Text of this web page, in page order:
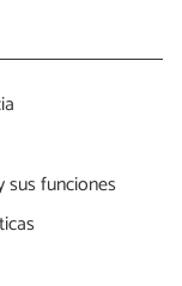
sus funciones